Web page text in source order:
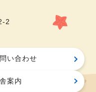
2
い合わせ
案内